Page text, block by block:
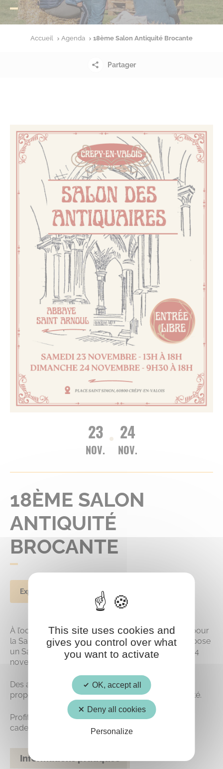
Accueil Agenda 18ème Salon Antiquité Brocante
Partager
23
NOV.
24
NOV.
18ÈME SALON
ANTIQUITÉ
BROCANTE
Expo-Vente
À l’occasion des fêtes de fin d’année, l’Association pour
la Sauvegarde de l’Abbaye Saint-Arnoul vous propose
un Salon des antiquaires, samedi 23 et dimanche 24
novembre 2024 à l’abbaye Saint-Arnoul.
Des antiquaires de France et de Belgique vous
proposeront des meubles et petits objets de qualité.
Profitez de ces deux jours pour faire de beaux
cadeaux à vos proches.
Informations pratiques
This site uses cookies and
gives you control over what
you want to activate
OK, accept all
Deny all cookies
Personalize